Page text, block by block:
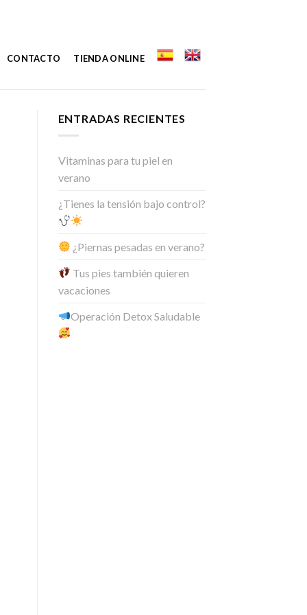
CONTACTO TIENDA ONLINE
ENTRADAS RECIENTES
Vitaminas para tu piel en
verano
¿Tienes la tensión bajo control?
¿Piernas pesadas en verano?
Tus pies también quieren
vacaciones
Operación Detox Saludable